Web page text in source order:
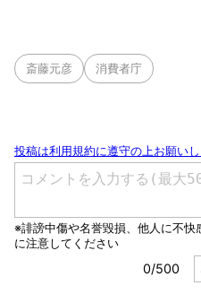
斎藤元彦 消費者庁